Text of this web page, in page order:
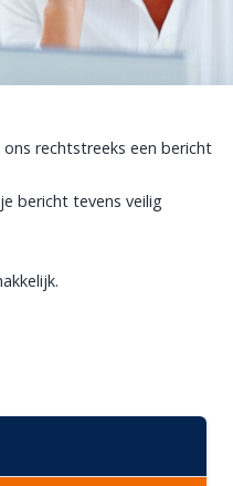
rechtstreeks een bericht
bericht tevens veilig